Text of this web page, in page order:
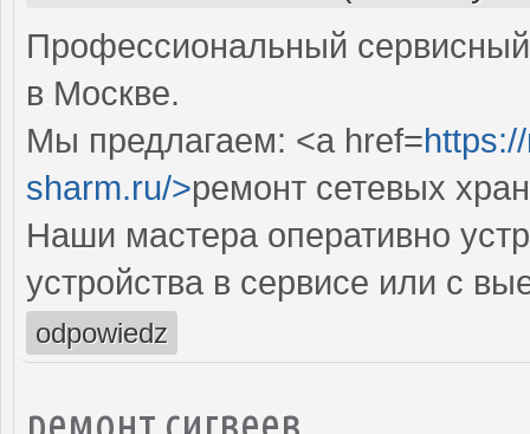
Профессиональный
в Москве.
Мы предлагаем: <a href=
sharm.ru/>ремонт сетевых
Наши мастера оперативно
устройства в сервисе или с
odpowiedz
ремонт сигвеев